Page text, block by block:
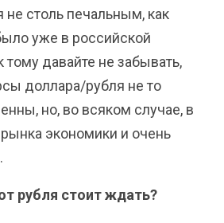
не столь печальным, как
уже в российской
давайте не забывать,
доллара/рубля не то
но, во всяком случае, в
экономики и очень
рубля стоит ждать?